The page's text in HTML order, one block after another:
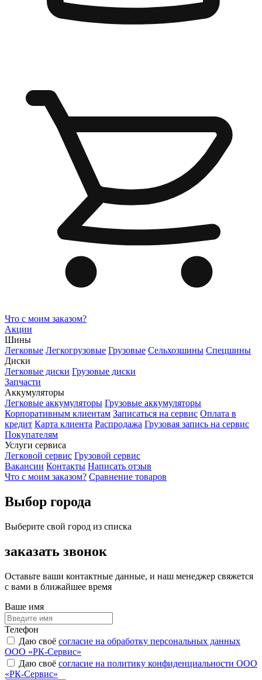
Что с моим заказом?
Акции
Шины
Легковые Легкогрузовые Грузовые Сельхозшины Спецшины
Диски
Легковые диски Грузовые диски
Запчасти
Аккумуляторы
Легковые аккумуляторы Грузовые аккумуляторы
Корпоративным клиентам Записаться на сервис Оплата в
кредит Карта клиента Распродажа Грузовая запись на сервис
Покупателям
Услуги сервиса
Легковой сервис Грузовой сервис
Вакансии Контакты Написать отзыв
Что с моим заказом? Сравнение товаров
Выбор города
Выберите свой город из списка
заказать звонок
Оставьте ваши контактные данные, и наш менеджер свяжется
с вами в ближайшее время
Ваше имя
Телефон
Даю своё согласие на обработку персональных данных
ООО «РК-Сервис»
Даю своё согласие на политику конфиденциальности ООО
«РК-Сервис»